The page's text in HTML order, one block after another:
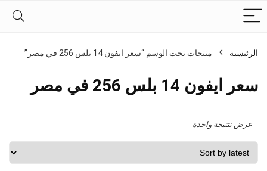
الرئيسية منتجات تحت الوسم “سعر ايفون 14 بلس 256 في مصر”
سعر ايفون 14 بلس 256 في مصر
عرض نتتيجة واحدة